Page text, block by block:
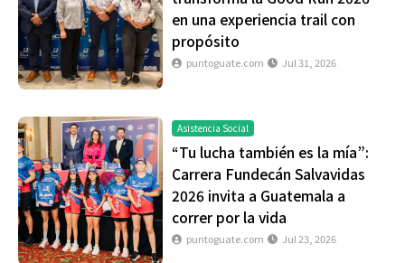
en una experiencia trail con
propósito
puntoguate.com Jul 31, 2026
Asistencia Social
“Tu lucha también es la mía”:
Carrera Fundecán Salvavidas
2026 invita a Guatemala a
correr por la vida
puntoguate.com Jul 23, 2026